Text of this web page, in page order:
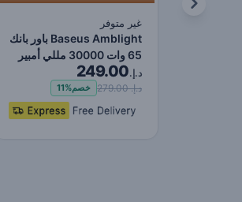
غير متوفر
Baseus Amblight باور بانك
65 وات 30000 مللي أمبير
في الساعة إصدا…
د.إ.249.00
د.إ. 279.00 خصم11%